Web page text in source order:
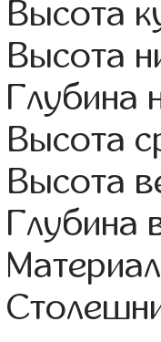
Высота
Высота
Глубина
Высота
Высота
Глубина